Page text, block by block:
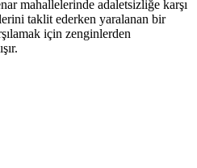
mahallelerinde adaletsizliğe karşı
taklit ederken yaralanan bir
için zenginlerden